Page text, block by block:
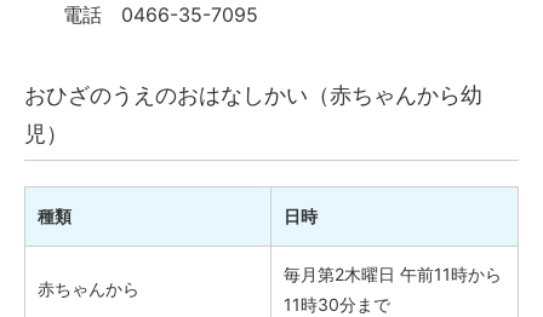
電話 0466-35-7095
おひざのうえのおはなしかい（赤ちゃんから幼
児）
種類 日時
赤ちゃんから
毎月第2木曜日 午前11時から
11時30分まで